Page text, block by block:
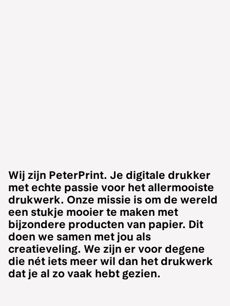
Wij zijn PeterPrint. Je digitale drukker
met echte passie voor het allermooiste
drukwerk. Onze missie is om de wereld
een stukje mooier te maken met
bijzondere producten van papier. Dit
doen we samen met jou als
creatieveling. We zijn er voor degene
die nét iets meer wil dan het drukwerk
dat je al zo vaak hebt gezien.